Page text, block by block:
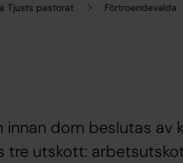
Tjusts pastorat Förtroendevalda
dom beslutas av
tre utskott: